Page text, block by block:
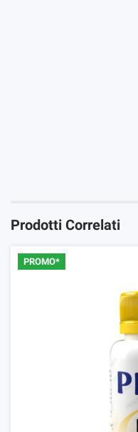
Prodotti Correlati
PROMO*